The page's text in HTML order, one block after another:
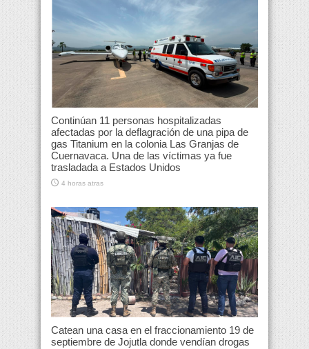
Continúan 11 personas hospitalizadas
afectadas por la deflagración de una pipa de
gas Titanium en la colonia Las Granjas de
Cuernavaca. Una de las víctimas ya fue
trasladada a Estados Unidos
4 horas atras
Catean una casa en el fraccionamiento 19 de
septiembre de Jojutla donde vendían drogas